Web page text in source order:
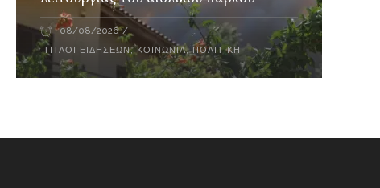
08/08/2026
ΤΊΤΛΟΙ ΕΙΔΉΣΕΩΝ,ΚΟΙΝΩΝΊΑ,ΠΟΛΙΤΙΚΉ